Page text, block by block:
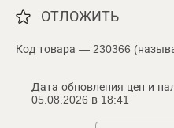
ОТЛОЖИТЬ
Код товара — 230366
Дата обновления цен и
05.08.2026 в 18:41